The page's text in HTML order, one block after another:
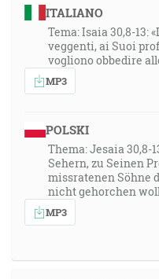
ITALIANO
Tema: Isaia 30,8-13:
veggenti, ai Suoi
vogliono obbedire
MP3
POLSKI
Thema: Jesaia 30,8-
Sehern, zu Seinen
missratenen Söhne
nicht gehorchen
MP3